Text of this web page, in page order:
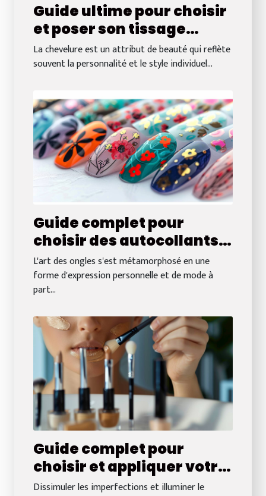
Guide ultime pour choisir
et poser son tissage
brésilien naturel
La chevelure est un attribut de beauté qui reflète
souvent la personnalité et le style individuel...
Guide complet pour
choisir des autocollants
pour ongles selon
l'occasion
L'art des ongles s'est métamorphosé en une
forme d'expression personnelle et de mode à
part...
Guide complet pour
choisir et appliquer votre
anti-cernes idéal
Dissimuler les imperfections et illuminer le